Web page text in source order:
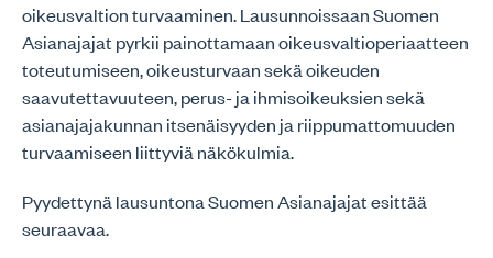
oikeusvaltion turvaaminen. Lausunnoissaan Suomen
Asianajajat pyrkii painottamaan oikeusvaltioperiaatteen
toteutumiseen, oikeusturvaan sekä oikeuden
saavutettavuuteen, perus- ja ihmisoikeuksien sekä
asianajajakunnan itsenäisyyden ja riippumattomuuden
turvaamiseen liittyviä näkökulmia.
Pyydettynä lausuntona Suomen Asianajajat esittää
seuraavaa.